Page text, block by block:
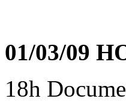
01/03/09
18h